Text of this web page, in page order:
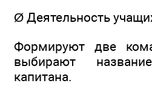
Ø Деятельность
Формируют две
выбирают
капитана.